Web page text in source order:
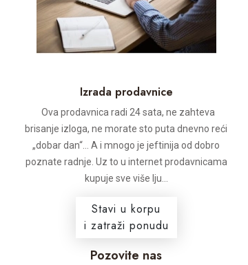
Izrada prodavnice
Ova prodavnica radi 24 sata, ne zahteva
brisanje izloga, ne morate sto puta dnevno reći
„dobar dan“… A i mnogo je jeftinija od dobro
poznate radnje. Uz to u internet prodavnicama
kupuje sve više lju...
Stavi u korpu
i zatraži ponudu
Pozovite nas